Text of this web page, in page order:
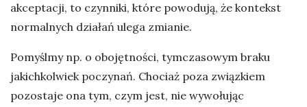
akceptacji, to czynniki, które powodują, że kontekst
normalnych działań ulega zmianie.
Pomyślmy np. o obojętności, tymczasowym braku
jakichkolwiek poczynań. Chociaż poza związkiem
pozostaje ona tym, czym jest, nie wywołując